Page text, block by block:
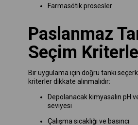
Farmasötik prosesler
Paslanmaz
Seçim
Bir uygulama için doğru tankı
kriterler dikkate alınmalıdır:
Depolanacak kimyasalın pH
seviyesi
Çalışma sıcaklığı ve basıncı